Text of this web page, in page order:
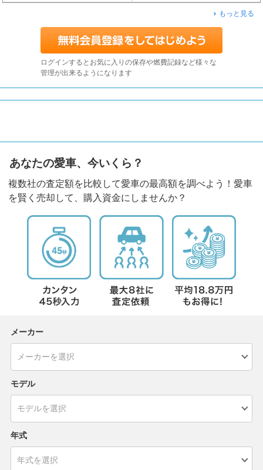
もっと見る
ログインするとお気に入りの保存や燃費記録など様々な
管理が出来るようになります
あなたの愛車、今いくら？
複数社の査定額を比較して愛車の最高額を調べよう！愛車
を賢く売却して、購入資金にしませんか？
メーカー
モデル
年式